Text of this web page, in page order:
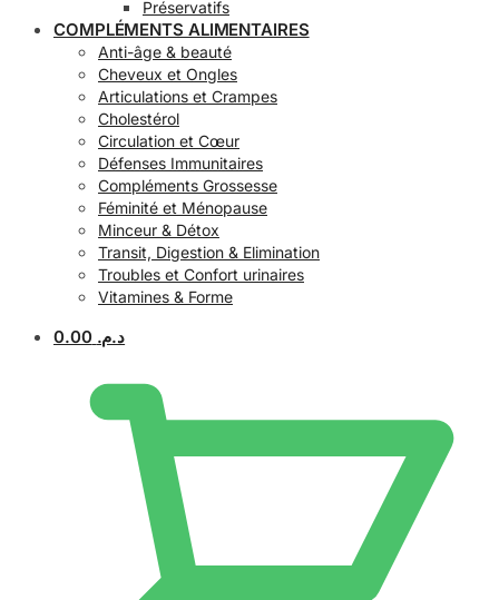
Préservatifs
COMPLÉMENTS ALIMENTAIRES
Anti-âge & beauté
Cheveux et Ongles
Articulations et Crampes
Cholestérol
Circulation et Cœur
Défenses Immunitaires
Compléments Grossesse
Féminité et Ménopause
Minceur & Détox
Transit, Digestion & Elimination
Troubles et Confort urinaires
Vitamines & Forme
د.م. 0.00